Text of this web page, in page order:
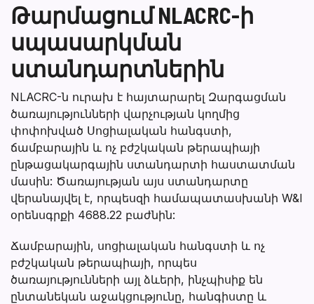
Թարմացում NLACRC-ի
սպասարկման
ստանդարտներին
NLACRC-ն ուրախ է հայտարարել Զարգացման
ծառայությունների վարչության կողմից
փոփոխված Սոցիալական հանգստի,
ճամբարային և ոչ բժշկական թերապիայի
ընթացակարգային ստանդարտի հաստատման
մասին: Ծառայության այս ստանդարտը
վերանայվել է, որպեսզի համապատասխանի W&I
օրենսգրքի 4688.22 բաժնին:
Ճամբարային, սոցիալական հանգստի և ոչ
բժշկական թերապիայի, որպես
ծառայությունների այլ ձևերի, ինչպիսիք են
ընտանեկան աջակցությունը, հանգիստը և